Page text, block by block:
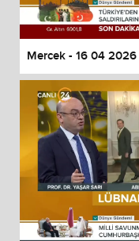
Mercek - 16 04 2026